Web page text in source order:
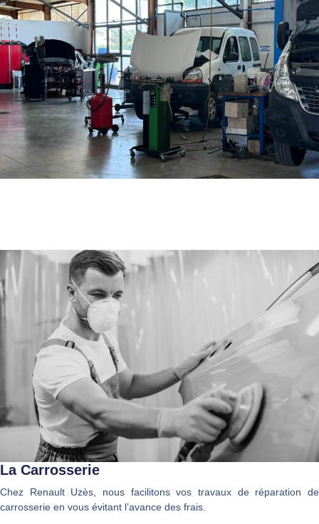
La Carrosserie
Chez Renault Uzès, nous facilitons vos travaux de réparation de
carrosserie en vous évitant l’avance des frais.